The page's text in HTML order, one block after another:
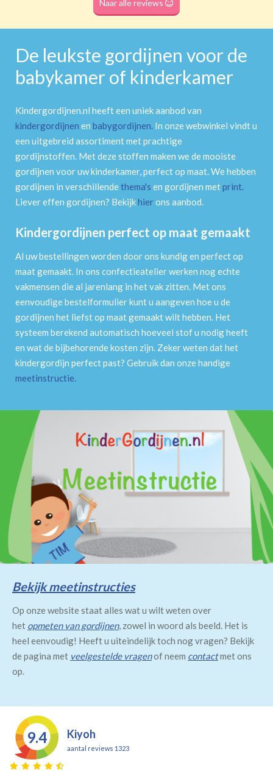
Naar alle reviews
De leukste gordijnen voor de
babykamer of kinderkamer
Kindergordijnen.nl heeft een uniek aanbod van
kindergordijnen en babygordijnen. In onze webwinkel vindt u
een uitgebreid assortiment met prachtige
gordijnstoffen. Met deze stoffen maken we de mooiste
gordijnen voor uw kinderkamer, perfect op maat. We hebben
gordijnen in verschillendethema's en gordijnen metprint.
Liever effen gordijnen? Bekijkhierons aanbod.
Kindergordijnen perfect op maat gemaakt
Al uw bestellingen worden door ons kundig en perfect op
maat gemaakt. In ons confectieatelier werken nog echte
vakmensen die al jarenlang in het vak zitten. Met ons
eenvoudige bestelformulier kunt u aangeven hoe u de
gordijnen het liefst op maat gemaakt wilt hebben. Het
systeem berekend automatisch hoeveel stof u nodig heeft
en wat de bijbehorende kosten zijn. Zeker weten dat het
kindergordijn perfect past? Gebruik dan onze handige
meetinstructie.
Bekijk meetinstructies
Op onze website staat alles wat u wilt weten over
het opmeten van gordijnen, zowel in woord als beeld. Het is
heel eenvoudig! Heeft u uiteindelijk toch nog vragen? Bekijk
de pagina met veelgestelde vragenof neem contactmet ons
op.
9.4 Kiyoh
aantal reviews 1323